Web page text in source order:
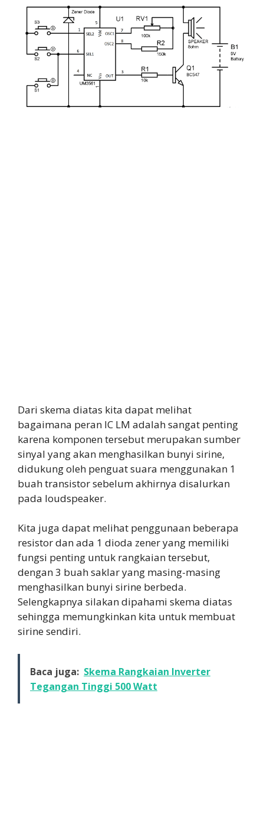
Dari skema diatas kita dapat melihat
bagaimana peran IC LM adalah sangat penting
karena komponen tersebut merupakan sumber
sinyal yang akan menghasilkan bunyi sirine,
didukung oleh penguat suara menggunakan 1
buah transistor sebelum akhirnya disalurkan
pada loudspeaker.
Kita juga dapat melihat penggunaan beberapa
resistor dan ada 1 dioda zener yang memiliki
fungsi penting untuk rangkaian tersebut,
dengan 3 buah saklar yang masing-masing
menghasilkan bunyi sirine berbeda.
Selengkapnya silakan dipahami skema diatas
sehingga memungkinkan kita untuk membuat
sirine sendiri.
Baca juga: Skema Rangkaian Inverter
Tegangan Tinggi 500 Watt